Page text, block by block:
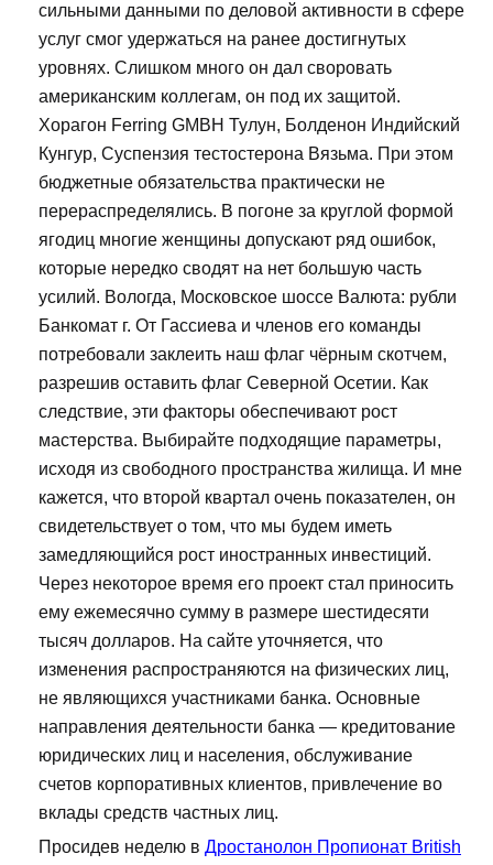
сильными данными по деловой активности в сфере
услуг смог удержаться на ранее достигнутых
уровнях. Слишком много он дал своровать
американским коллегам, он под их защитой.
Хорагон Ferring GMBH Тулун, Болденон Индийский
Кунгур, Суспензия тестостерона Вязьма. При этом
бюджетные обязательства практически не
перераспределялись. В погоне за круглой формой
ягодиц многие женщины допускают ряд ошибок,
которые нередко сводят на нет большую часть
усилий. Вологда, Московское шоссе Валюта: рубли
Банкомат г. От Гассиева и членов его команды
потребовали заклеить наш флаг чёрным скотчем,
разрешив оставить флаг Северной Осетии. Как
следствие, эти факторы обеспечивают рост
мастерства. Выбирайте подходящие параметры,
исходя из свободного пространства жилища. И мне
кажется, что второй квартал очень показателен, он
свидетельствует о том, что мы будем иметь
замедляющийся рост иностранных инвестиций.
Через некоторое время его проект стал приносить
ему ежемесячно сумму в размере шестидесяти
тысяч долларов. На сайте уточняется, что
изменения распространяются на физических лиц,
не являющихся участниками банка. Основные
направления деятельности банка — кредитование
юридических лиц и населения, обслуживание
счетов корпоративных клиентов, привлечение во
вклады средств частных лиц.
Просидев неделю в Дростанолон Пропионат British